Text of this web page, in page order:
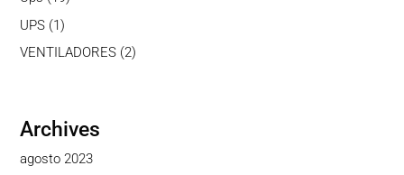
UPS 11
producto
VENTILADORES 22
Archives
agosto 2023